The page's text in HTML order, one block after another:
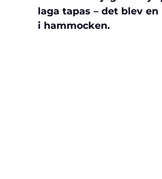
laga tapas – det blev
i hammocken.